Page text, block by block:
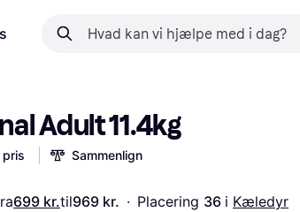
Adult 11.4kg
Sammenlign
699 kr.til969 kr. · Placering 36 i Kæledyr